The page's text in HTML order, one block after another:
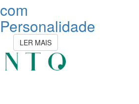
com
Personalidade
LER MAIS